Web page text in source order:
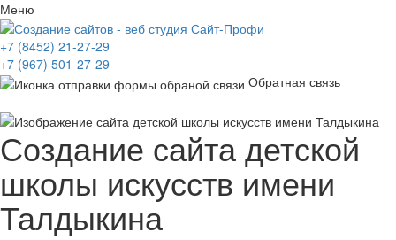
Меню
+7 (8452) 21-27-29
+7 (967) 501-27-29
Обратная связь
Создание сайта детской
школы искусств имени
Талдыкина